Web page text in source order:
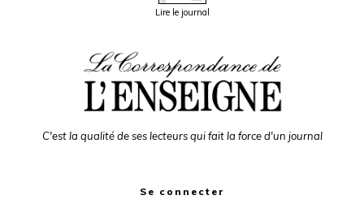
Lire le journal
C'est la qualité de ses lecteurs qui fait la force d'un journal
Se connecter